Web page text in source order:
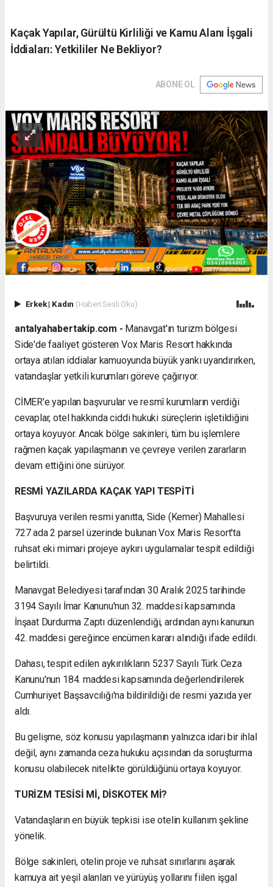
Kaçak Yapılar, Gürültü Kirliliği ve Kamu Alanı İşgali
İddiaları: Yetkililer Ne Bekliyor?
ABONE OL
Erkek| Kadın (Haberi Sesli Oku)
antalyahabertakip.com - Manavgat'ın turizm bölgesi
Side'de faaliyet gösteren Vox Maris Resort hakkında
ortaya atılan iddialar kamuoyunda büyük yankı uyandırırken,
vatandaşlar yetkili kurumları göreve çağırıyor.
CİMER'e yapılan başvurular ve resmî kurumların verdiği
cevaplar, otel hakkında ciddi hukuki süreçlerin işletildiğini
ortaya koyuyor. Ancak bölge sakinleri, tüm bu işlemlere
rağmen kaçak yapılaşmanın ve çevreye verilen zararların
devam ettiğini öne sürüyor.
RESMİ YAZILARDA KAÇAK YAPI TESPİTİ
Başvuruya verilen resmi yanıtta, Side (Kemer) Mahallesi
727 ada 2 parsel üzerinde bulunan Vox Maris Resort'ta
ruhsat eki mimari projeye aykırı uygulamalar tespit edildiği
belirtildi.
Manavgat Belediyesi tarafından 30 Aralık 2025 tarihinde
3194 Sayılı İmar Kanunu'nun 32. maddesi kapsamında
İnşaat Durdurma Zaptı düzenlendiği, ardından aynı kanunun
42. maddesi gereğince encümen kararı alındığı ifade edildi.
Dahası, tespit edilen aykırılıkların 5237 Sayılı Türk Ceza
Kanunu'nun 184. maddesi kapsamında değerlendirilerek
Cumhuriyet Başsavcılığı'na bildirildiği de resmi yazıda yer
aldı.
Bu gelişme, söz konusu yapılaşmanın yalnızca idari bir ihlal
değil, aynı zamanda ceza hukuku açısından da soruşturma
konusu olabilecek nitelikte görüldüğünü ortaya koyuyor.
TURİZM TESİSİ Mİ, DİSKOTEK Mİ?
Vatandaşların en büyük tepkisi ise otelin kullanım şekline
yönelik.
Bölge sakinleri, otelin proje ve ruhsat sınırlarını aşarak
kamuya ait yeşil alanları ve yürüyüş yollarını fiilen işgal